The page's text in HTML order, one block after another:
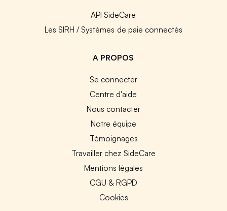
API SideCare
Les SIRH / Systèmes de paie connectés
A PROPOS
Se connecter
Centre d'aide
Nous contacter
Notre équipe
Témoignages
Travailler chez SideCare
Mentions légales
CGU & RGPD
Cookies